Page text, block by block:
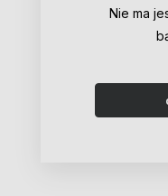
Nie ma